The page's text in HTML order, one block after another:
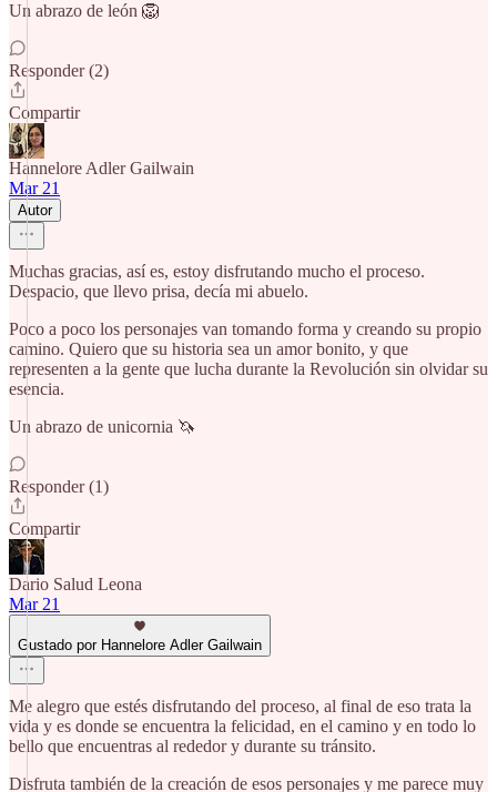
Un abrazo de león 🦁
Responder (2)
Compartir
Hannelore Adler Gailwain
Mar 21
Autor
Muchas gracias, así es, estoy disfrutando mucho el proceso.
Despacio, que llevo prisa, decía mi abuelo.
Poco a poco los personajes van tomando forma y creando su propio
camino. Quiero que su historia sea un amor bonito, y que
representen a la gente que lucha durante la Revolución sin olvidar su
esencia.
Un abrazo de unicornia 🦄
Responder (1)
Compartir
Dario Salud Leona
Mar 21
Gustado por Hannelore Adler Gailwain
Me alegro que estés disfrutando del proceso, al final de eso trata la
vida y es donde se encuentra la felicidad, en el camino y en todo lo
bello que encuentras al rededor y durante su tránsito.
Disfruta también de la creación de esos personajes y me parece muy